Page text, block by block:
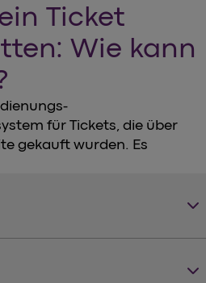
Ticket
Wie kann
für Tickets, die über
gekauft wurden. Es
keyboard_arrow_down
keyboard_arrow_down